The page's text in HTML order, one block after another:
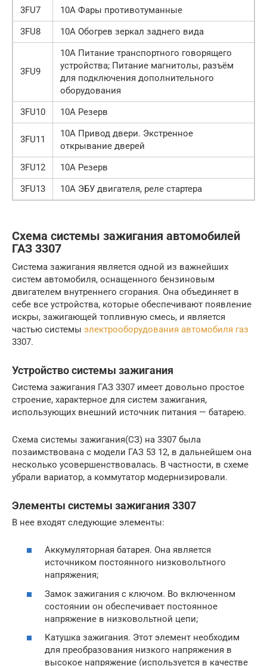
3FU7
10А Фары противотуманные
3FU8
10А Обогрев зеркал заднего вида
3FU9
10А Питание транспортного говорящего
устройства; Питание магнитолы, разъём
для подключения дополнительного
оборудования
3FU10
10А Резерв
3FU11
10А Привод двери. Экстренное
открывание дверей
3FU12
10А Резерв
3FU13
10А ЭБУ двигателя, реле стартера
Схема системы зажигания автомобилей
ГАЗ 3307
Система зажигания является одной из важнейших
систем автомобиля, оснащенного бензиновым
двигателем внутреннего сгорания. Она объединяет в
себе все устройства, которые обеспечивают появление
искры, зажигающей топливную смесь, и является
частью системы электрооборудования автомобиля газ
3307.
Устройство системы зажигания
Система зажигания ГАЗ 3307 имеет довольно простое
строение, характерное для систем зажигания,
использующих внешний источник питания — батарею.
Схема системы зажигания(СЗ) на 3307 была
позаимствована с модели ГАЗ 53 12, в дальнейшем она
несколько усовершенствовалась. В частности, в схеме
убрали вариатор, а коммутатор модернизировали.
Элементы системы зажигания 3307
В нее входят следующие элементы:
Аккумуляторная батарея. Она является
источником постоянного низковольтного
напряжения;
Замок зажигания с ключом. Во включенном
состоянии он обеспечивает постоянное
напряжение в низковольтной цепи;
Катушка зажигания. Этот элемент необходим
для преобразования низкого напряжения в
высокое напряжение (используется в качестве